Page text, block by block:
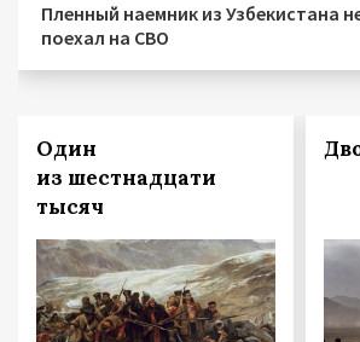
Пленный наемник из Узбекистана
поехал на СВО
Один
из шестнадцати
тысяч